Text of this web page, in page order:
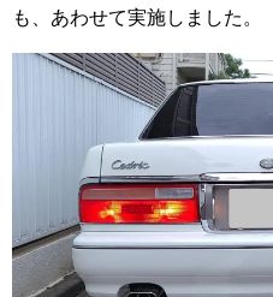
も、あわせて実施しました。